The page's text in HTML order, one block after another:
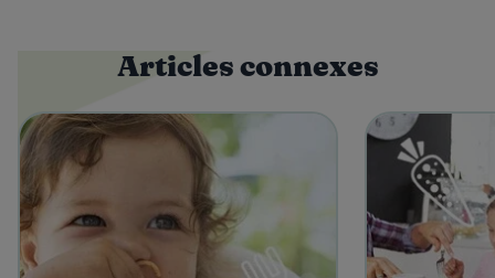
Articles connexes